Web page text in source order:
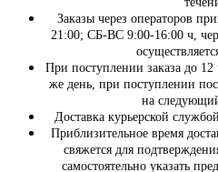
Заказы через операторов
21:00; СБ-ВС 9:00-16:00 ч,
При поступлении заказа до 12
же день, при поступлении
на
Доставка курьерской
Приблизительное время
свяжется для
самостоятельно указать